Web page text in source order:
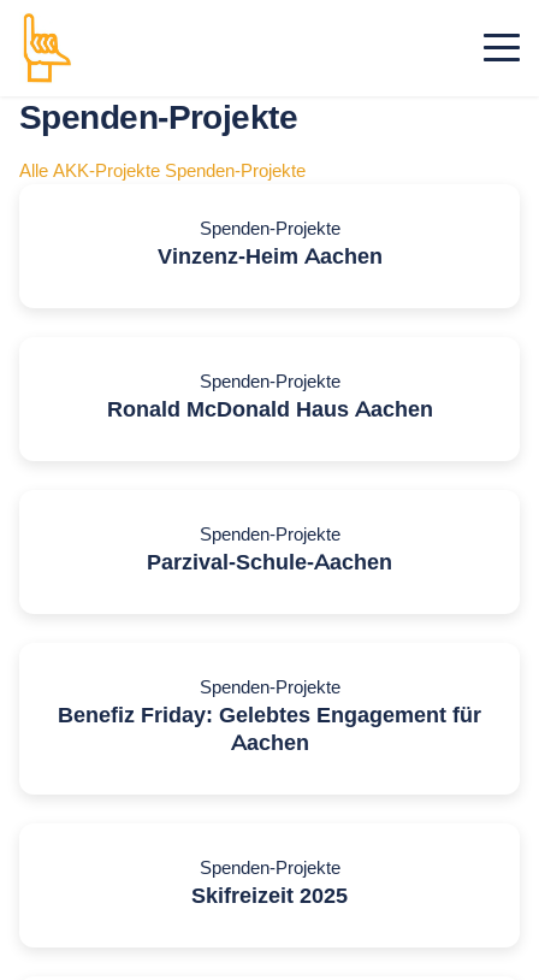
Spenden-Projekte
Alle AKK-Projekte Spenden-Projekte
Spenden-Projekte
Vinzenz-Heim Aachen
Spenden-Projekte
Ronald McDonald Haus Aachen
Spenden-Projekte
Parzival-Schule-Aachen
Spenden-Projekte
Benefiz Friday: Gelebtes Engagement für
Aachen
Spenden-Projekte
Skifreizeit 2025